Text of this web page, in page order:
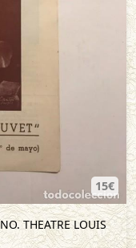
15€
THEATRE LOUIS